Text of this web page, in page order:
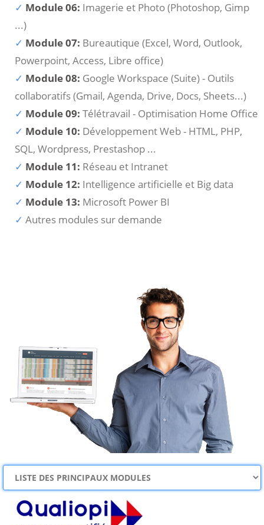
Module 06: Imagerie et Photo (Photoshop, Gimp
...)
Module 07: Bureautique (Excel, Word, Outlook,
Powerpoint, Access, Libre office)
Module 08: Google Workspace (Suite) - Outils
collaboratifs (Gmail, Agenda, Drive, Docs, Sheets...)
Module 09: Télétravail - Optimisation Home Office
Module 10: Développement Web - HTML, PHP,
SQL, Wordpress, Prestashop ...
Module 11: Réseau et Intranet
Module 12: Intelligence artificielle et Big data
Module 13: Microsoft Power BI
Autres modules sur demande